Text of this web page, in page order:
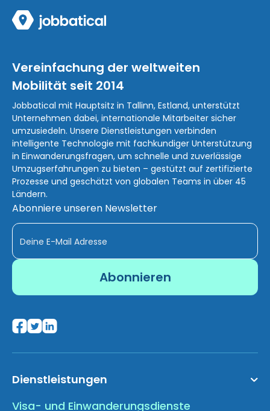
Vereinfachung der weltweiten
Mobilität seit 2014
Jobbatical mit Hauptsitz in Tallinn, Estland, unterstützt
Unternehmen dabei, internationale Mitarbeiter sicher
umzusiedeln. Unsere Dienstleistungen verbinden
intelligente Technologie mit fachkundiger Unterstützung
in Einwanderungsfragen, um schnelle und zuverlässige
Umzugserfahrungen zu bieten – gestützt auf zertifizierte
Prozesse und geschätzt von globalen Teams in über 45
Ländern.
Abonniere unseren Newsletter
Dienstleistungen
Visa- und Einwanderungsdienste